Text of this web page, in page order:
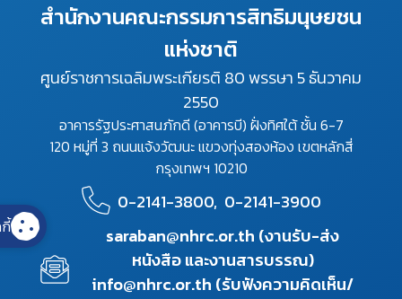
สำนักงานคณะกรรมการสิทธิมนุษยชน
แห่งชาติ
ศูนย์ราชการเฉลิมพระเกียรติ 80 พรรษา 5 ธันวาคม
2550
อาคารรัฐประศาสนภักดี (อาคารบี) ฝั่งทิศใต้ ชั้น 6-7
120 หมู่ที่ 3 ถนนแจ้งวัฒนะ แขวงทุ่งสองห้อง เขตหลักสี่
กรุงเทพฯ 10210
0-2141-3800, 0-2141-3900
saraban@nhrc.or.th (งานรับ-ส่ง
หนังสือ และงานสารบรรณ)
info@nhrc.or.th (รับฟังความคิดเห็น/